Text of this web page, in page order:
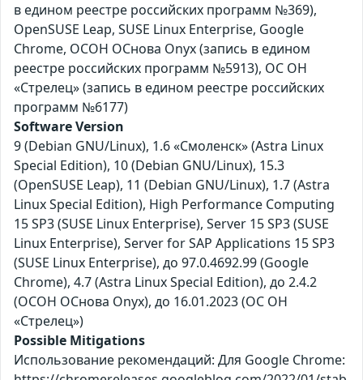
в едином реестре российских программ №369),
OpenSUSE Leap, SUSE Linux Enterprise, Google
Chrome, ОСОН ОСнова Оnyx (запись в едином
реестре российских программ №5913), ОС ОН
«Стрелец» (запись в едином реестре российских
программ №6177)
Software Version
9 (Debian GNU/Linux), 1.6 «Смоленск» (Astra Linux
Special Edition), 10 (Debian GNU/Linux), 15.3
(OpenSUSE Leap), 11 (Debian GNU/Linux), 1.7 (Astra
Linux Special Edition), High Performance Computing
15 SP3 (SUSE Linux Enterprise), Server 15 SP3 (SUSE
Linux Enterprise), Server for SAP Applications 15 SP3
(SUSE Linux Enterprise), до 97.0.4692.99 (Google
Chrome), 4.7 (Astra Linux Special Edition), до 2.4.2
(ОСОН ОСнова Оnyx), до 16.01.2023 (ОС ОН
«Стрелец»)
Possible Mitigations
Использование рекомендаций: Для Google Chrome: